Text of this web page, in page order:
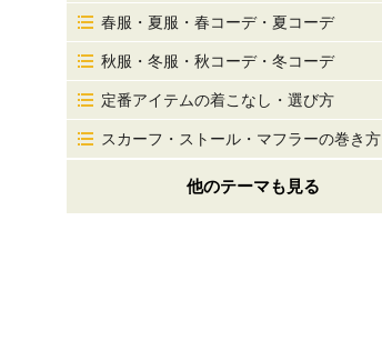
春服・夏服・春コーデ・夏コーデ
秋服・冬服・秋コーデ・冬コーデ
定番アイテムの着こなし・選び方
スカーフ・ストール・マフラーの巻き方
他のテーマも見る